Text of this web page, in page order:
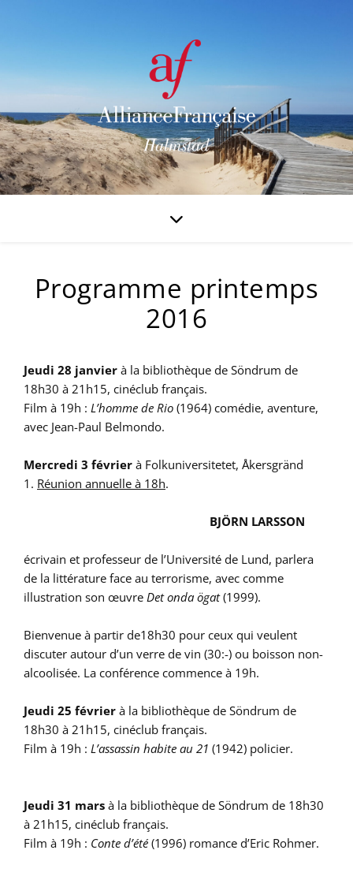
Programme printemps
2016
Jeudi 28 janvier à la bibliothèque de Söndrum de
18h30 à 21h15, cinéclub français.
Film à 19h : L’homme de Rio (1964) comédie, aventure,
avec Jean-Paul Belmondo.
Mercredi 3 février à Folkuniversitetet, Åkersgränd
1. Réunion annuelle à 18h.
BJÖRN LARSSON
écrivain et professeur de l’Université de Lund, parlera
de la littérature face au terrorisme, avec comme
illustration son œuvre Det onda ögat(1999).
Bienvenue à partir de18h30 pour ceux qui veulent
discuter autour d’un verre de vin (30:-) ou boisson non-
alcoolisée. La conférence commence à 19h.
Jeudi 25 février à la bibliothèque de Söndrum de
18h30 à 21h15, cinéclub français.
Film à 19h : L’assassin habite au 21 (1942) policier.
Jeudi 31 mars à la bibliothèque de Söndrum de 18h30
à 21h15, cinéclub français.
Film à 19h : Conte d’été (1996) romance d’Eric Rohmer.